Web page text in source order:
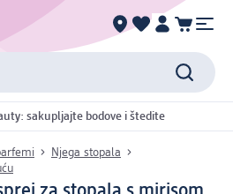
sakupljajte bodove i štedite
Njega stopala